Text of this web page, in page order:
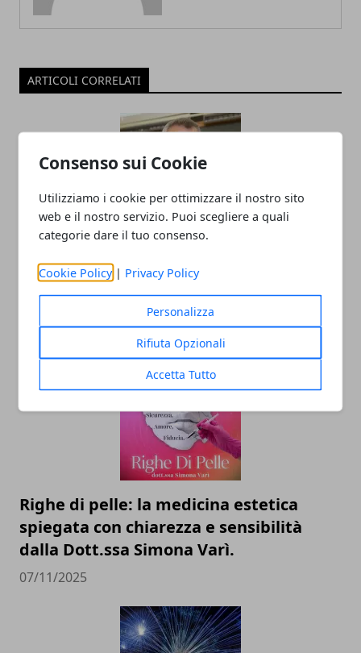
Consenso sui Cookie
Utilizziamo i cookie per ottimizzare il nostro sito
web e il nostro servizio. Puoi scegliere a quali
categorie dare il tuo consenso.
Cookie Policy | Privacy Policy
Personalizza
Rifiuta Opzionali
Accetta Tutto
ARTICOLI CORRELATI
Il professor Nuzzolese, a Torino come a
Bari: scienza e diritti umani nel nome
dell’identità perduta
20/11/2025
Righe di pelle: la medicina estetica
spiegata con chiarezza e sensibilità
dalla Dott.ssa Simona Varì.
07/11/2025